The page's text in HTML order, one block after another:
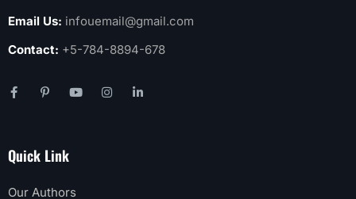
Email Us: infouemail@gmail.com
Contact: +5-784-8894-678
Quick Link
Our Authors